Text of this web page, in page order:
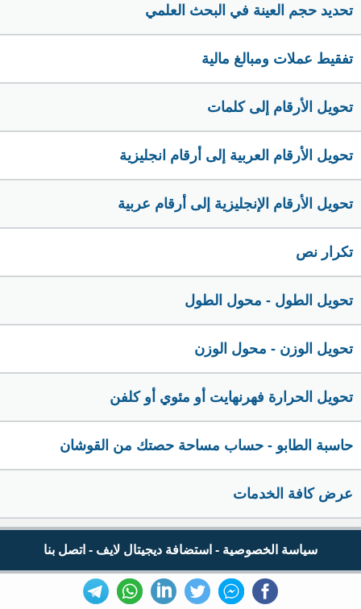
تحديد حجم العينة في البحث العلمي
تفقيط عملات ومبالغ مالية
تحويل الأرقام إلى كلمات
تحويل الأرقام العربية إلى أرقام انجليزية
تحويل الأرقام الإنجليزية إلى أرقام عربية
تكرار نص
تحويل الطول - محول الطول
تحويل الوزن - محول الوزن
تحويل الحرارة فهرنهايت أو مئوي أو كلفن
حاسبة الطابو - حساب مساحة حصتك من القوشان
عرض كافة الخدمات
سياسة الخصوصية - استضافة ديجيتال لايف - اتصل بنا